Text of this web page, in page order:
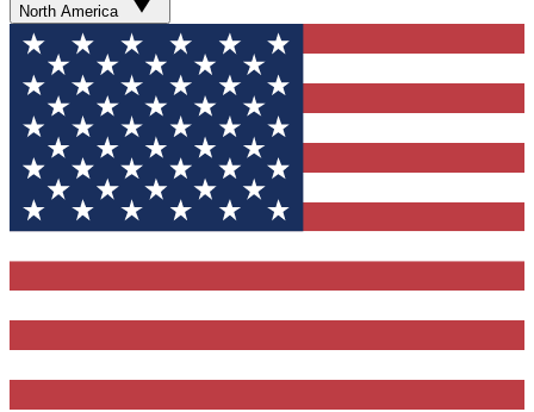
North America